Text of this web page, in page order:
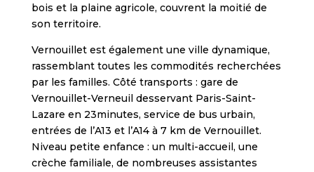
bois et la plaine agricole, couvrent la moitié de
son territoire.
Vernouillet est également une ville dynamique,
rassemblant toutes les commodités recherchées
par les familles. Côté transports : gare de
Vernouillet-Verneuil desservant Paris-Saint-
Lazare en 23minutes, service de bus urbain,
entrées de l’A13 et l’A14 à 7 km de Vernouillet.
Niveau petite enfance : un multi-accueil, une
crèche familiale, de nombreuses assistantes